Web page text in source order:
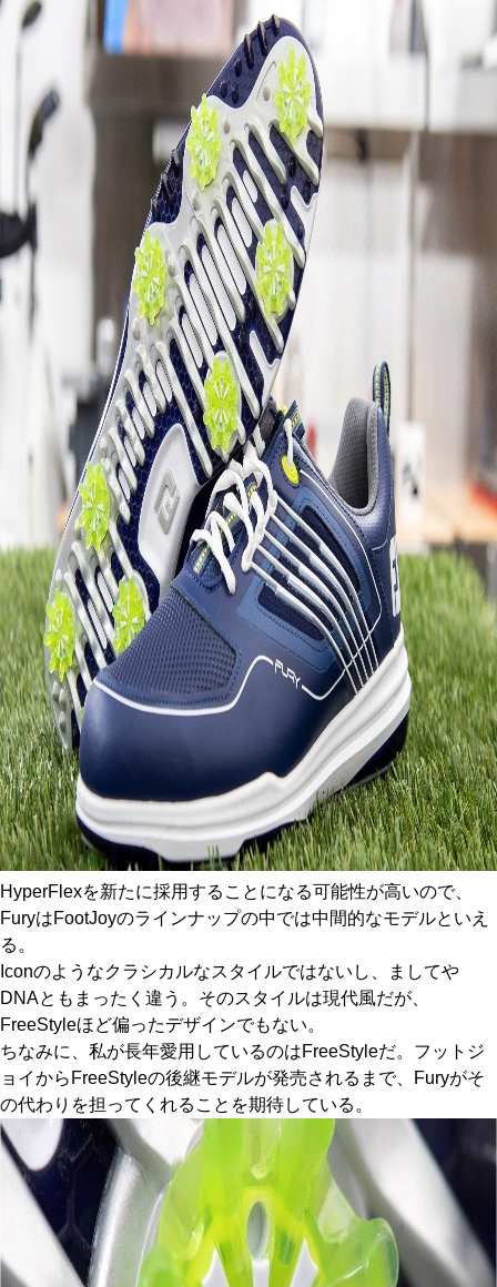
HyperFlexを新たに採用することになる可能性が高いので、
FuryはFootJoyのラインナップの中では中間的なモデルといえ
る。
Iconのようなクラシカルなスタイルではないし、ましてや
DNAともまったく違う。そのスタイルは現代風だが、
FreeStyleほど偏ったデザインでもない。
ちなみに、私が長年愛用しているのはFreeStyleだ。フットジ
ョイからFreeStyleの後継モデルが発売されるまで、Furyがそ
の代わりを担ってくれることを期待している。